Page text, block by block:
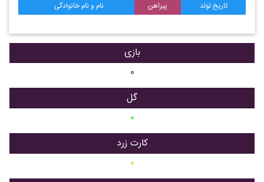
نام و نام خانوادگی پیراهن تاریخ تولد
بازی
۰
گل
۰
کارت زرد
۰